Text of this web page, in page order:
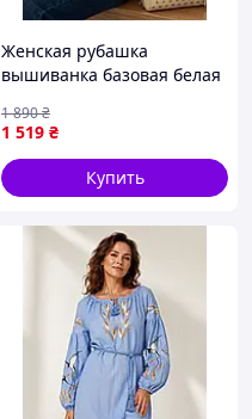
Женская рубашка
вышиванка базовая белая
рукавами и коричневой
вышивкой Shopingo
Жіноча Сорочка
вишиванка базова
1 519 ₴
1 890₴
Купить